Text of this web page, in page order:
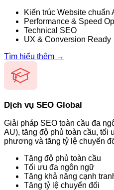
Kiến trúc Website chuẩn
Performance & Speed
Technical SEO
UX & Conversion Ready
Tìm hiểu thêm →
Dịch vụ SEO Global
Giải pháp SEO toàn cầu đa
AU), tăng độ phủ toàn cầu, tối
phương và tăng tỷ lệ chuyển
Tăng độ phủ toàn cầu
Tối ưu đa ngôn ngữ
Tăng khả năng cạnh
Tăng tỷ lệ chuyển đổi